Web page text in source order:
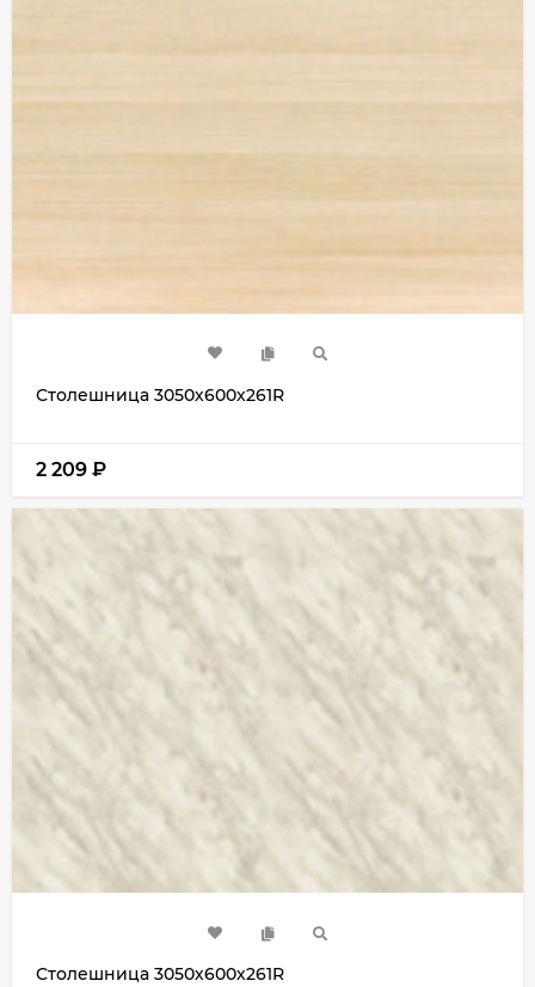
Столешница 3050х600х261R
2 209 ₽
Столешница 3050х600х261R